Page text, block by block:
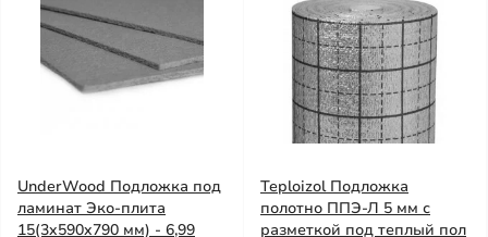
UnderWood Подложка под
ламинат Эко-плита
15(3x590x790 мм) - 6,99
Teploizol Подложка
полотно ППЭ-Л 5 мм с
разметкой под теплый пол